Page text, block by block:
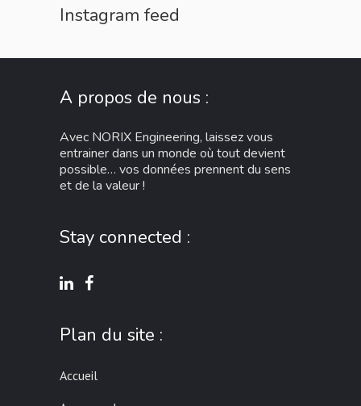
Instagram feed
A propos de nous :
Avec NORIX Engineering, laissez vous
entrainer dans un monde où tout devient
possible… vos données prennent du sens
et de la valeur !
Stay connected :
Plan du site :
Accueil